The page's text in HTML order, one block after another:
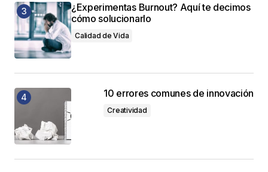
¿Experimentas Burnout? Aquí te decimos
cómo solucionarlo
Calidad de Vida
10 errores comunes de innovación
Creatividad